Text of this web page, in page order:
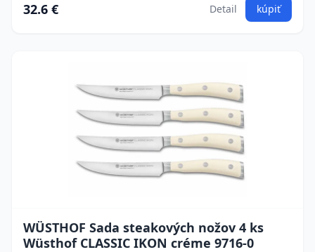
32.6 € Detail kúpiť
WÜSTHOF Sada steakových nožov 4 ks
Wüsthof CLASSIC IKON créme 9716-0